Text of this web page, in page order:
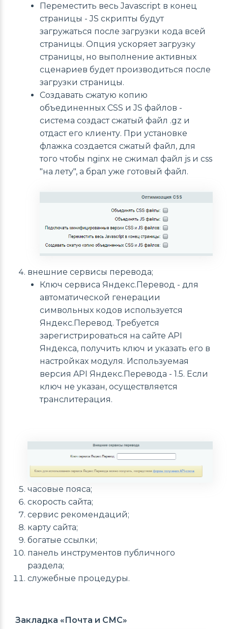
Переместить весь Javascript в конец
страницы - JS скрипты будут
загружаться после загрузки кода всей
страницы. Опция ускоряет загрузку
страницы, но выполнение активных
сценариев будет производиться после
загрузки страницы.
Создавать сжатую копию
объединенных CSS и JS файлов -
система создаст сжатый файл .gz и
отдаст его клиенту. При установке
флажка создается сжатый файл, для
того чтобы nginx не сжимал файл js и css
"на лету", а брал уже готовый файл.
внешние сервисы перевода;
Ключ сервиса Яндекс.Перевод - для
автоматической генерации
символьных кодов используется
Яндекс.Перевод. Требуется
зарегистрироваться на сайте API
Яндекса, получить ключ и указать его в
настройках модуля. Используемая
версия API Яндекс.Перевода - 1.5. Если
ключ не указан, осуществляется
транслитерация.
часовые пояса;
скорость сайта;
сервис рекомендаций;
карту сайта;
богатые ссылки;
панель инструментов публичного
раздела;
служебные процедуры.
Закладка «Почта и СМС»